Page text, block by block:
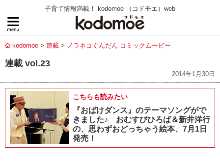
子育て情報満載！ kodomoe （コドモエ）web
kodomoe 連載 ノラネコぐんだん コミックムービー
連載 vol.23
2014年1月30日
こちらも読みたい
『おばけダンス』のテーマソングがで
きました♪ おむすびひろば＆新井洋行
の、思わずおどっちゃう絵本、7月1日
発売！